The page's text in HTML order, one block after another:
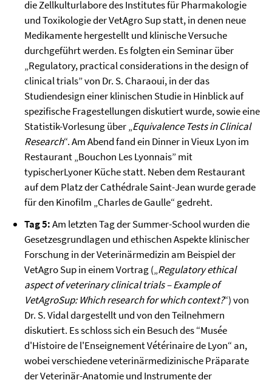
die Zellkulturlabore des Institutes für Pharmakologie
und Toxikologie der VetAgro Sup statt, in denen neue
Medikamente hergestellt und klinische Versuche
durchgeführt werden. Es folgten ein Seminar über
„Regulatory, practical considerations in the design of
clinical trials” von Dr. S. Charaoui, in der das
Studiendesign einer klinischen Studie in Hinblick auf
spezifische Fragestellungen diskutiert wurde, sowie eine
Statistik-Vorlesung über „Equivalence Tests in Clinical
Research“. Am Abend fand ein Dinner in Vieux Lyon im
Restaurant „Bouchon Les Lyonnais” mit
typischerLyoner Küche statt. Neben dem Restaurant
auf dem Platz der Cathédrale Saint-Jean wurde gerade
für den Kinofilm „Charles de Gaulle“ gedreht.
Tag 5:Am letzten Tag der Summer-School wurden die
Gesetzesgrundlagen und ethischen Aspekte klinischer
Forschung in der Veterinärmedizin am Beispiel der
VetAgro Sup in einem Vortrag („Regulatory ethical
aspect of veterinary clinical trials – Example of
VetAgroSup: Which research for which context?“) von
Dr. S. Vidal dargestellt und von den Teilnehmern
diskutiert. Es schloss sich ein Besuch des “Musée
d'Histoire de l'Enseignement Vétérinaire de Lyon“ an,
wobei verschiedene veterinärmedizinische Präparate
der Veterinär-Anatomie und Instrumente der